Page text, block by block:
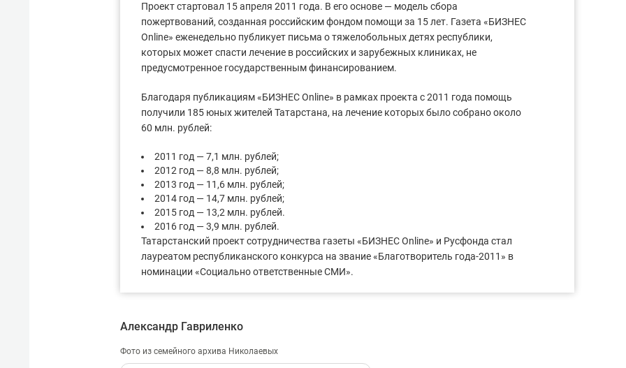
Проект стартовал 15 апреля 2011 года. В его основе — модель сбора
пожертвований, созданная российским фондом помощи за 15 лет. Газета «БИЗНЕС
Online» еженедельно публикует письма о тяжелобольных детях республики,
которых может спасти лечение в российских и зарубежных клиниках, не
предусмотренное государственным финансированием.
Благодаря публикациям «БИЗНЕС Online» в рамках проекта с 2011 года помощь
получили 185 юных жителей Татарстана, на лечение которых было собрано около
60 млн. рублей:
2011 год — 7,1 млн. рублей;
2012 год — 8,8 млн. рублей;
2013 год — 11,6 млн. рублей;
2014 год — 14,7 млн. рублей;
2015 год — 13,2 млн. рублей.
2016 год — 3,9 млн. рублей.
Татарстанский проект сотрудничества газеты «БИЗНЕС Online» и Русфонда стал
лауреатом республиканского конкурса на звание «Благотворитель года-2011» в
номинации «Социально ответственные СМИ».
Александр Гавриленко
Фото из семейного архива Николаевых